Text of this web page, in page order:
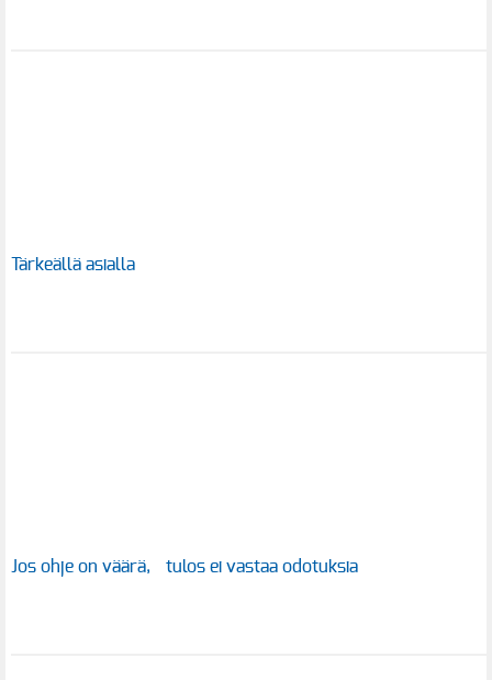
Tärkeällä asialla
Jos ohje on väärä, tulos ei vastaa odotuksia